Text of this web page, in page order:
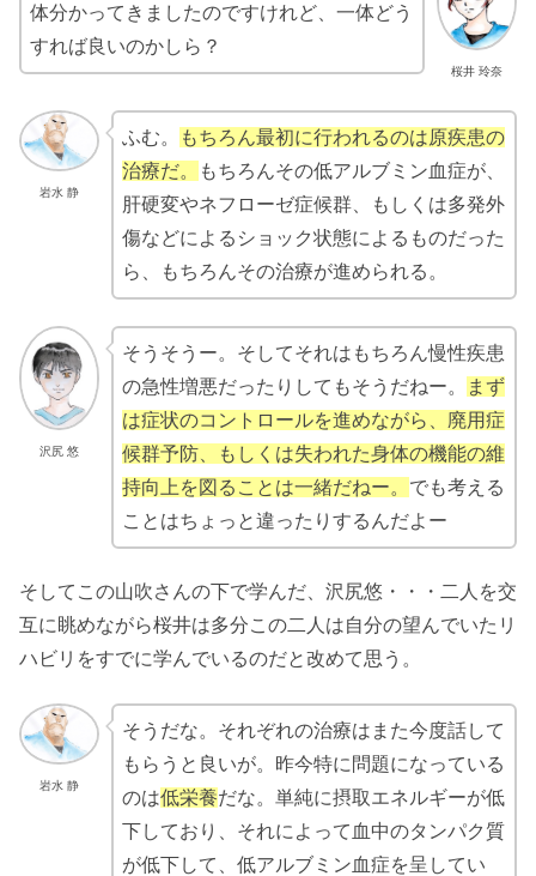
桜井 玲奈
体分かってきましたのですけれど、一体どう
すれば良いのかしら？
岩水 静
ふむ。
もちろん最初に行われるのは原疾患の
治療だ。
もちろんその低アルブミン血症が、
肝硬変やネフローゼ症候群、もしくは多発外
傷などによるショック状態によるものだった
ら、もちろんその治療が進められる。
沢尻 悠
そうそうー。そしてそれはもちろん慢性疾患
の急性増悪だったりしてもそうだねー。
まず
は症状のコントロールを進めながら、廃用症
候群予防、もしくは失われた身体の機能の維
持向上を図ることは一緒だねー。 でも考える
ことはちょっと違ったりするんだよー
そしてこの山吹さんの下で学んだ、沢尻悠・・・二人を交
互に眺めながら桜井は多分この二人は自分の望んでいたリ
ハビリをすでに学んでいるのだと改めて思う。
岩水 静
そうだな。それぞれの治療はまた今度話して
もらうと良いが。昨今特に問題になっている
のは低栄養だな。単純に摂取エネルギーが低
下しており、それによって血中のタンパク質
が低下して、低アルブミン血症を呈してい